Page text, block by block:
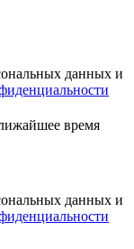
данных и
время
данных и